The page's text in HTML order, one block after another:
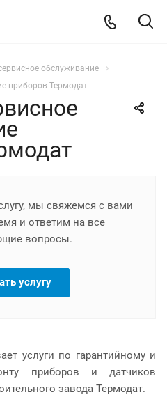
обслуживание
приборов Термодат
мы свяжемся с вами
и ответим на все
вопросы.
услугу
услуги по гарантийному и
приборов и датчиков
завода Термодат.